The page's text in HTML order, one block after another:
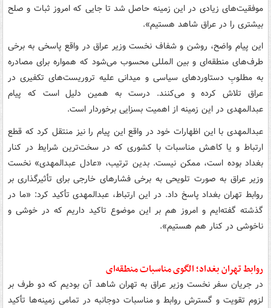
موفقیت‌های زیادی در این زمینه حاصل شد تا جایی که امروز ثبات و صلح
بیشتری را در عراق شاهد هستیم».
این پیام واضح، روشن و شفاف نخست وزیر عراق در واقع پاسخی به برخی
طرف‌های منطقه‌ای و بین المللی محسوب می‌شود که همواره برای مصادره
به مطلوبِ دستاوردهای سیاسی و میدانی علیه تروریست‌های تکفیری در
عراق تلاش کرده و می‌کنند. درست به همین دلیل است که پیام
عبدالمهدی در این زمینه از اهمیت بسزایی برخوردار است.
عبدالمهدی با این اظهارات خود در واقع این پیام را نیز منتقل کرد که قطع
ارتباط و یا کاهش مناسبات با کشوری که در سخت‌ترین شرایط در کنار
بغداد بوده است، ممکن نیست. بدین ترتیب، «عادل عبدالمهدی» نخست
وزیر عراق به صورت تلویحی به برخی فشارهای خارجی برای تأثیرگذاری بر
روابط تهران بغداد پاسخ داد. در این ارتباط، عبدالمهدی تأکید کرد: «ما در
گذشته گفته‌ایم و امروز هم بر این موضوع تاکید داریم که در خوشی و
ناخوشی در کنار هم هستیم».
روابط تهران بغداد؛ الگوی مناسبات منطقه‌ای
در جریان سفر نخست وزیر عراق به تهران شاهد آن بودیم که دو طرف بر
لزوم تقویت و گسترش روابط و مناسبات دوجانبه در تمامی زمینه‌ها تأکید